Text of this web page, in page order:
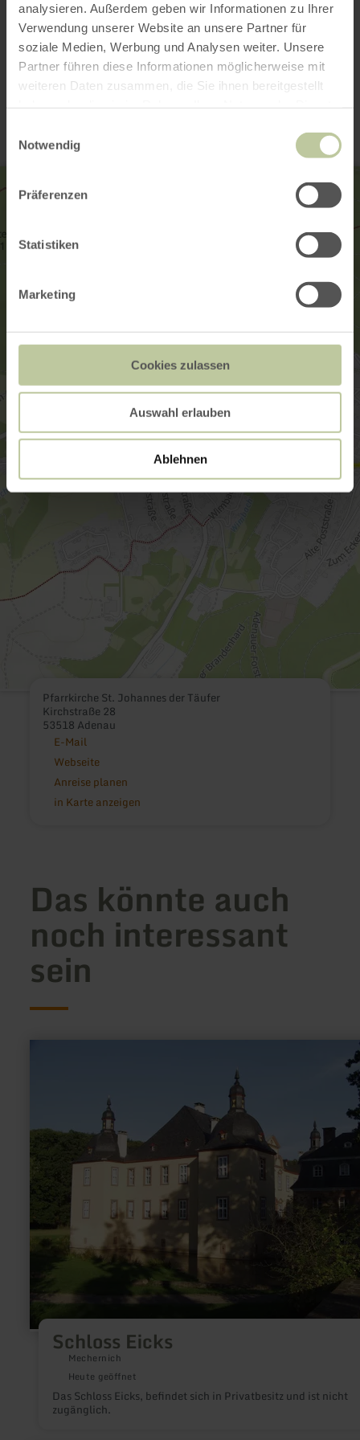
analysieren. Außerdem geben wir Informationen zu Ihrer
Verwendung unserer Website an unsere Partner für
soziale Medien, Werbung und Analysen weiter. Unsere
Partner führen diese Informationen möglicherweise mit
weiteren Daten zusammen, die Sie ihnen bereitgestellt
Notwendig
Präferenzen
Statistiken
Marketing
Cookies zulassen
Auswahl erlauben
Ablehnen
Galerie öffnen
Kontakt
Pfarrkirche St. Johannes der Täufer
Kirchstraße 28
53518 Adenau
E-Mail
Webseite
Anreise planen
in Karte anzeigen
Das könnte auch
noch interessant
sein
Schloss Eicks
Mechernich
Heute geöffnet
Das Schloss Eicks, befindet sich in Privatbesitz und ist nicht
zugänglich.